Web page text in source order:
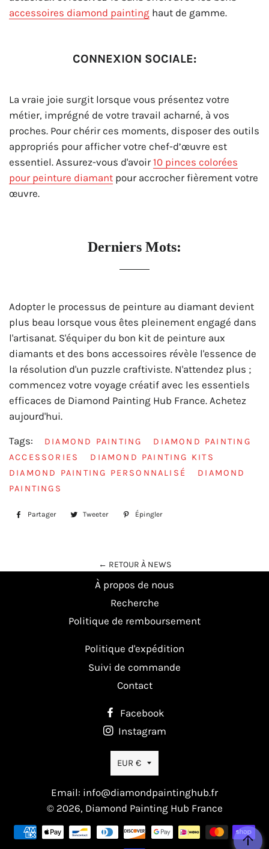
accessoires diamond painting haut de gamme.
CONNEXION SOCIALE:
La vraie joie surgit lorsque vous présentez votre
métier, imprégné de votre travail acharné, à vos
proches. Pour chérir ces moments, disposer des outils
appropriés pour afficher votre chef-d’œuvre est
essentiel. Assurez-vous d'avoir10 pinces colorées
pour peinture diamant pour accrocher fièrement votre
œuvre.
Derniers Mots:
Adopter le processus de peinture au diamant devient
plus beau lorsque vous êtes pleinement engagé dans
l'artisanat. S'équiper du bon kit de peinture aux
diamants et des bons accessoires révèle l'essence de
la résolution d'un puzzle craftiviste. N'attendez plus ;
commencez votre voyage créatif avec les essentiels
efficaces de Diamond Painting Hub France. Achetez
aujourd'hui.
Tags: DIAMOND PAINTING
DIAMOND PAINTING
ACCESSORIES
DIAMOND PAINTING KITS
DIAMOND PAINTING PERSONNALISÉ
DIAMOND
PAINTINGS
Partager
PartagerTweeter
TweeterÉpingler
← RETOUR À NEWS
À propos de nous
Recherche
Politique de remboursement
Politique d'expédition
Suivi de commande
Contact
Facebook
Instagram
Devise
EUR €
Email: info@diamondpaintinghub.fr
© 2026, Diamond Painting Hub France
Moyens